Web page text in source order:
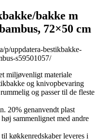
bakke m
72×50 cm
p/uppdatera-bestikbakke-
s59501057/
miljøvenligt materiale
og knivopbevaring
og passer til de fleste
20% genanvendt plast
sammenlignet med andre
køkkenredskaber leveres i